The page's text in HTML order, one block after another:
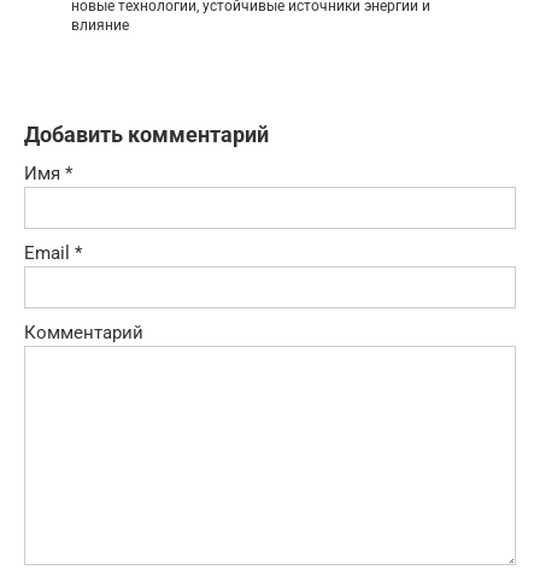
новые технологии, устойчивые источники энергии и
влияние
Добавить комментарий
Имя *
Email *
Комментарий